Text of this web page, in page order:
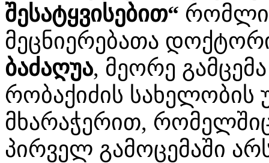
შესატყვისებით“
მეცნიერებათა
ბაძაღუა, მეორე
რობაქიძის სახელობის
მხარაჭერით,
პირველ გამოცემაში